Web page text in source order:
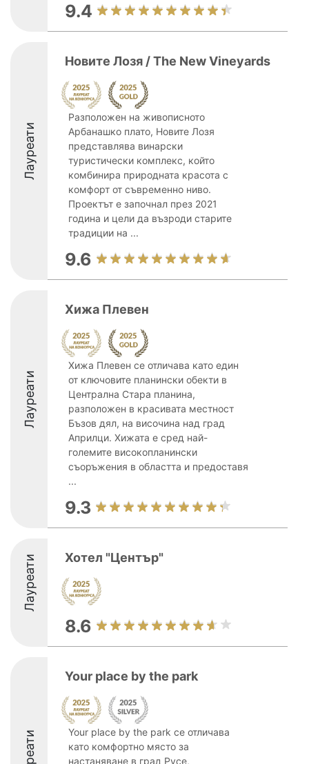
9.4
Лауреати
Новите Лозя / The New Vineyards
Разположен на живописното
Арбанашко плато, Новите Лозя
представлява винарски
туристически комплекс, който
комбинира природната красота с
комфорт от съвременно ниво.
Проектът е започнал през 2021
година и цели да възроди старите
традиции на ...
9.6
Лауреати
Хижа Плевен
Хижа Плевен се отличава като един
от ключовите планински обекти в
Централна Стара планина,
разположен в красивата местност
Бъзов дял, на височина над град
Априлци. Хижата е сред най-
големите високопланински
съоръжения в областта и предоставя
...
9.3
Лауреати Хотел "Център"
8.6
Your place by the park
Your place by the park се отличава
като комфортно място за
настаняване в град Русе,